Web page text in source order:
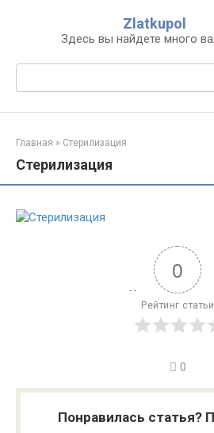
Zlatkupol
Здесь вы найдете много
Поиск:
Главная » Стерилизация
Стерилизация
0
Рейтинг статьи
0
Понравилась статья?